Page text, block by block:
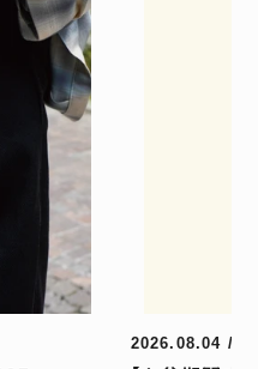
2026.08.04 /